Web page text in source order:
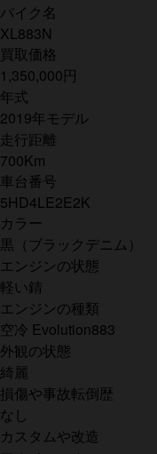
バイク名
XL883N
買取価格
1,350,000円
年式
2019年モデル
走行距離
700Km
車台番号
5HD4LE2E2K
カラー
黒（ブラックデニム）
エンジンの状態
軽い錆
エンジンの種類
空冷 Evolution883
外観の状態
綺麗
損傷や事故転倒歴
なし
カスタムや改造